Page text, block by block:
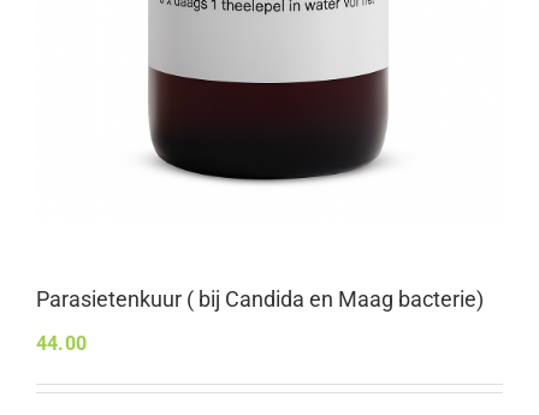
Parasietenkuur ( bij Candida en Maag bacterie)
44.00